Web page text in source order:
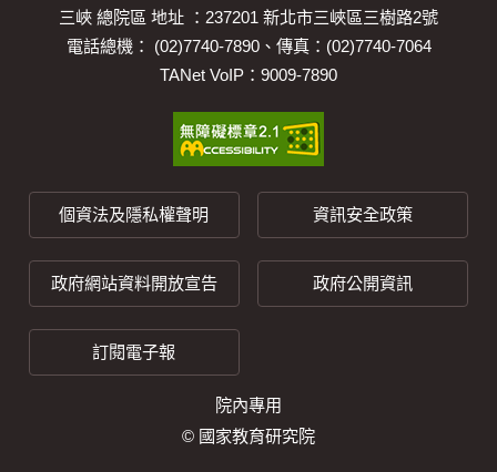
三峽 總院區 地址 ：237201 新北市三峽區三樹路2號
電話總機： (02)7740-7890、傳真：(02)7740-7064
TANet VoIP：9009-7890
個資法及隱私權聲明 資訊安全政策
政府網站資料開放宣告 政府公開資訊
訂閱電子報
院內專用
© 國家教育研究院